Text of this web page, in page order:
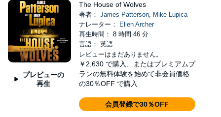
プレビューの
再生
The House of Wolves
著者： James Patterson, Mike Lupica
ナレーター：
Ellen Archer
再生時間： 8 時間 46 分
言語： 英語
レビューはまだありません。
￥2,630 で購入、またはプレミアムプ
ランの無料体験を始めて非会員価格
の30％OFF で購入
会員登録で30％OFF